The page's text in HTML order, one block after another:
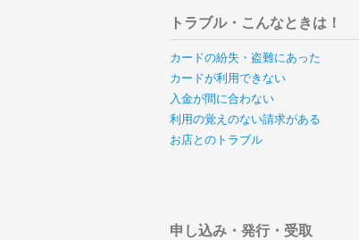
トラブル・こんなときは！
カードの紛失・盗難にあった
カードが利用できない
入金が間に合わない
利用の覚えのない請求がある
お店とのトラブル
申し込み・発行・受取